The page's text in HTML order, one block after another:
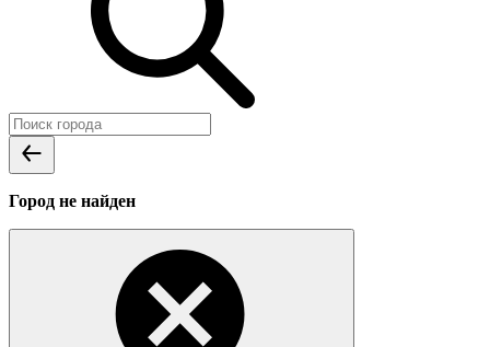
Город не найден